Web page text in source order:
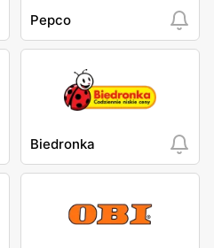
Pepco
Biedronka